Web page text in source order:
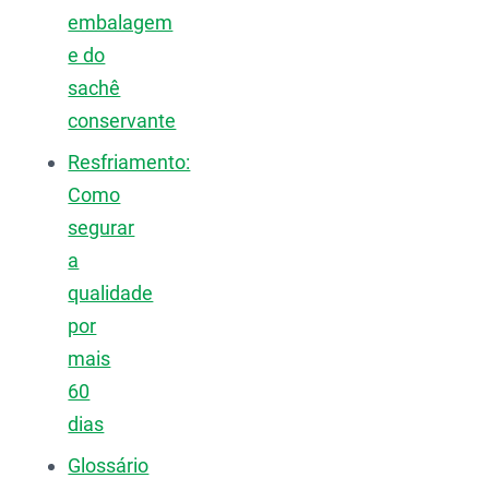
embalagem
e do
sachê
conservante
Resfriamento:
Como
segurar
a
qualidade
por
mais
60
dias
Glossário